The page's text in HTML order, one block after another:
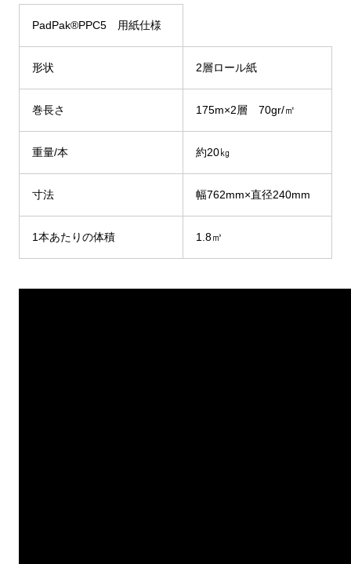
PadPak®PPC5 用紙仕様
形状 2層ロール紙
巻長さ 175m×2層 70gr/㎡
重量/本 約20㎏
寸法 幅762mm×直径240mm
1本あたりの体積 1.8㎥